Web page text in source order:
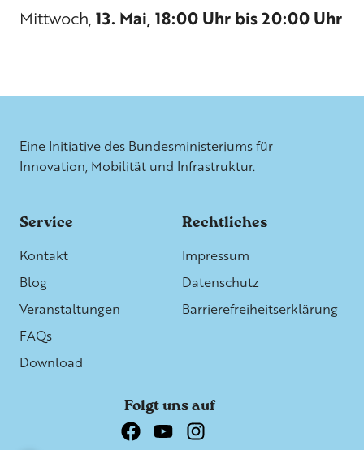
Mittwoch, 13. Mai, 18:00 Uhr bis 20:00 Uhr
Eine Initiative des Bundesministeriums für
Innovation, Mobilität und Infrastruktur.
Service
Kontakt
Blog
Veranstaltungen
FAQs
Download
Rechtliches
Impressum
Datenschutz
Barrierefreiheitserklärung
Folgt uns auf